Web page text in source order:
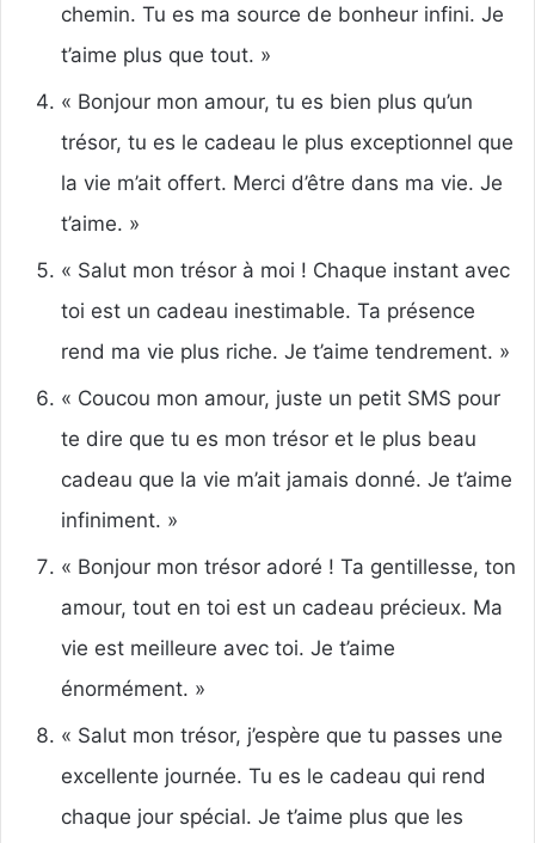
chemin. Tu es ma source de bonheur infini. Je
t’aime plus que tout. »
« Bonjour mon amour, tu es bien plus qu’un
trésor, tu es le cadeau le plus exceptionnel que
la vie m’ait offert. Merci d’être dans ma vie. Je
t’aime. »
« Salut mon trésor à moi ! Chaque instant avec
toi est un cadeau inestimable. Ta présence
rend ma vie plus riche. Je t’aime tendrement. »
« Coucou mon amour, juste un petit SMS pour
te dire que tu es mon trésor et le plus beau
cadeau que la vie m’ait jamais donné. Je t’aime
infiniment. »
« Bonjour mon trésor adoré ! Ta gentillesse, ton
amour, tout en toi est un cadeau précieux. Ma
vie est meilleure avec toi. Je t’aime
énormément. »
« Salut mon trésor, j’espère que tu passes une
excellente journée. Tu es le cadeau qui rend
chaque jour spécial. Je t’aime plus que les